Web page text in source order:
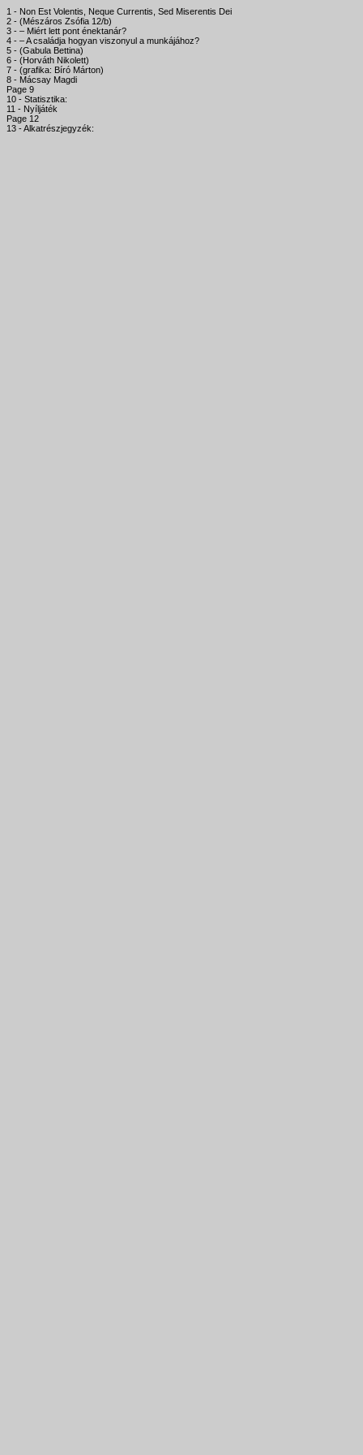
1 - Non Est Volentis, Neque Currentis, Sed Miserentis Dei
2 - (Mészáros Zsófia 12/b)
3 - – Miért lett pont énektanár?
4 - – A családja hogyan viszonyul a munkájához?
5 - (Gabula Bettina)
6 - (Horváth Nikolett)
7 - (grafika: Bíró Márton)
8 - Mácsay Magdi
Page 9
10 - Statisztika:
11 - Nyíljáték
Page 12
13 - Alkatrészjegyzék: